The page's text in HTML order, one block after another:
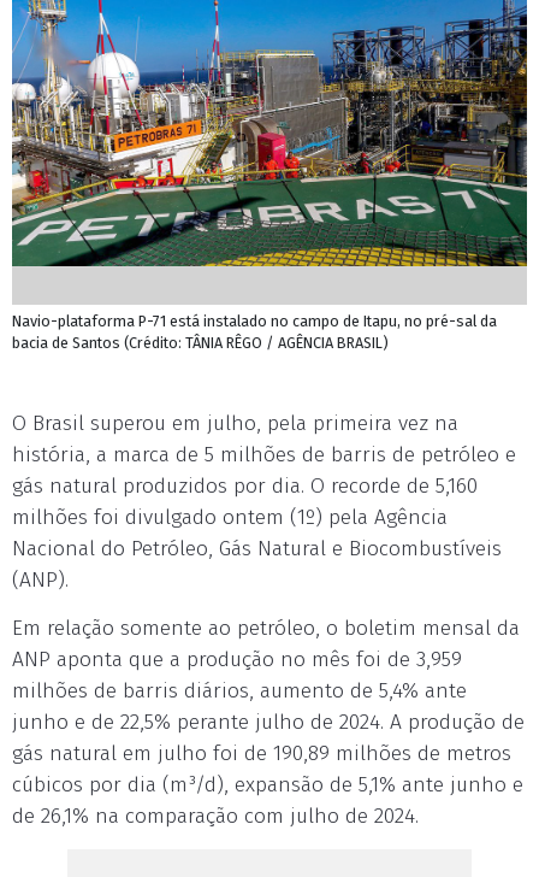
Navio-plataforma P-71 está instalado no campo de Itapu, no pré-sal da
bacia de Santos (Crédito: TÂNIA RÊGO / AGÊNCIA BRASIL)
O Brasil superou em julho, pela primeira vez na
história, a marca de 5 milhões de barris de petróleo e
gás natural produzidos por dia. O recorde de 5,160
milhões foi divulgado ontem (1º) pela Agência
Nacional do Petróleo, Gás Natural e Biocombustíveis
(ANP).
Em relação somente ao petróleo, o boletim mensal da
ANP aponta que a produção no mês foi de 3,959
milhões de barris diários, aumento de 5,4% ante
junho e de 22,5% perante julho de 2024. A produção de
gás natural em julho foi de 190,89 milhões de metros
cúbicos por dia (m³/d), expansão de 5,1% ante junho e
de 26,1% na comparação com julho de 2024.